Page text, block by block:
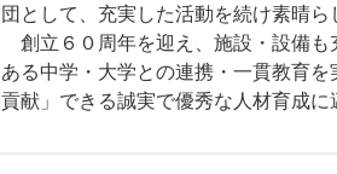
団として、充実した活動を続け素晴ら
創立６０周年を迎え、施設・設備も
ある中学・大学との連携・一貫教育
貢献」できる誠実で優秀な人材育成に